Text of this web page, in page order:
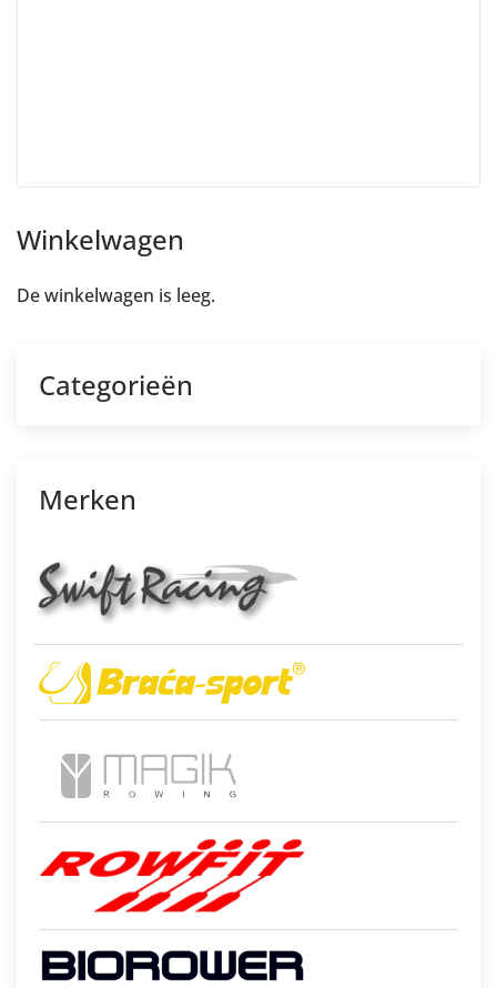
Winkelwagen
De winkelwagen is leeg.
Categorieën
Merken